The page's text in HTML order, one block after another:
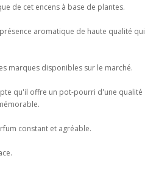
de cet encens à base de plantes.
aromatique de haute qualité qui
marques disponibles sur le marché.
qu'il offre un pot-pourri d'une qualité
constant et agréable.